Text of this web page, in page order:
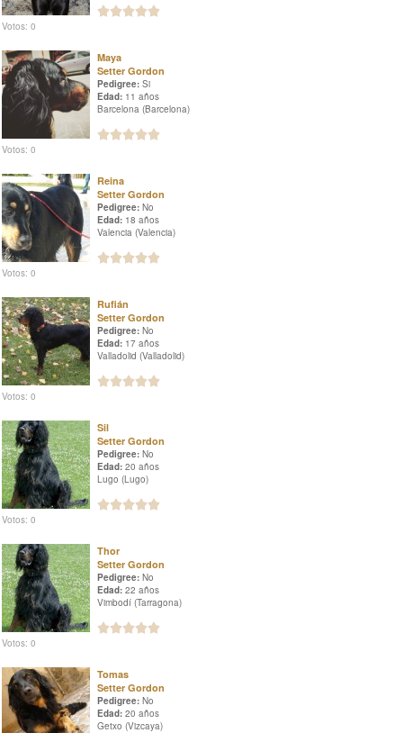
Votos: 0
Maya
Setter Gordon
Pedigree: Si
Edad: 11 años
Barcelona (Barcelona)
Votos: 0
Reina
Setter Gordon
Pedigree: No
Edad: 18 años
Valencia (Valencia)
Votos: 0
Rufián
Setter Gordon
Pedigree: No
Edad: 17 años
Valladolid (Valladolid)
Votos: 0
Sil
Setter Gordon
Pedigree: No
Edad: 20 años
Lugo (Lugo)
Votos: 0
Thor
Setter Gordon
Pedigree: No
Edad: 22 años
Vimbodí (Tarragona)
Votos: 0
Tomas
Setter Gordon
Pedigree: No
Edad: 20 años
Getxo (Vizcaya)